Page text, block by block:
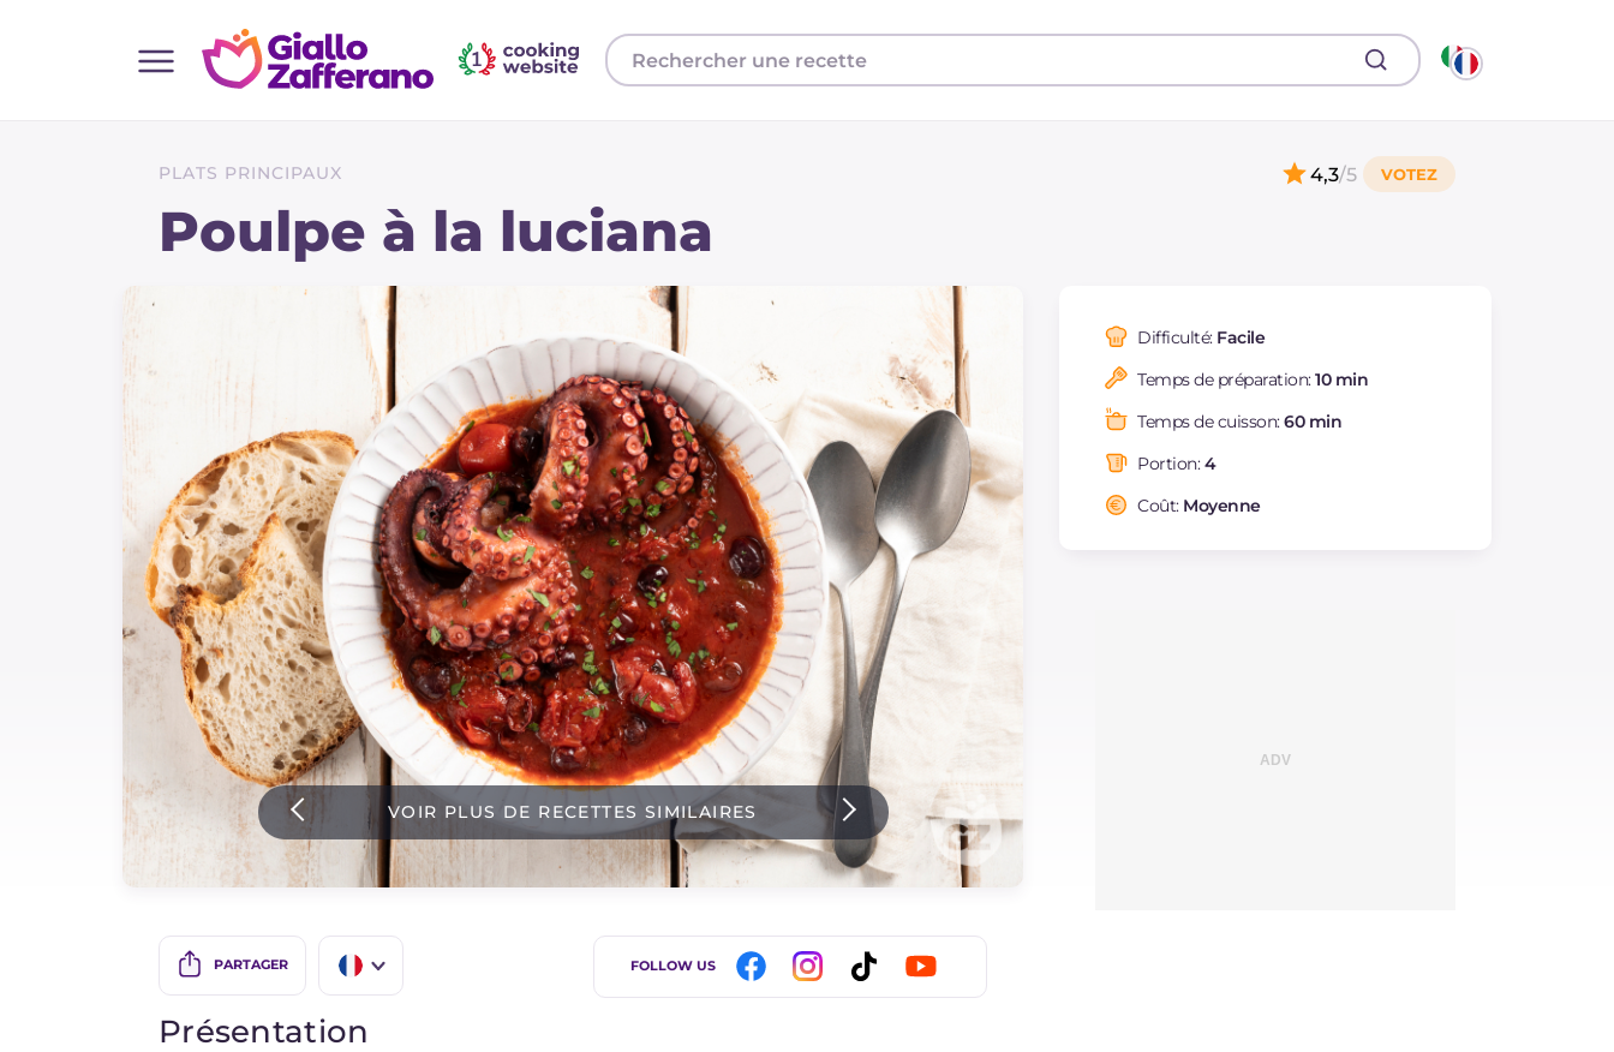
Toutes les recettes
Plats principaux
Boissons et rafraîchissements
Accompagnement
Pizzas et focaccia
Gateaux et patisserie
Dernieres recettes
IT Website
Instagram
YouTube
PLATS PRINCIPAUX
Poulpe à la luciana
4,3/5
VOIR PLUS DE RECETTES SIMILAIRES
PARTAGER FOLLOW US
Difficulté: Facile
Temps de préparation:10 min
Temps de cuisson:60 min
Portion:4
Coût: Moyenne
Présentation